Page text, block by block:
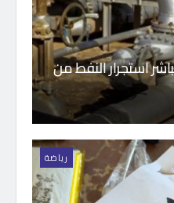
استجرار النفط من
رياضة